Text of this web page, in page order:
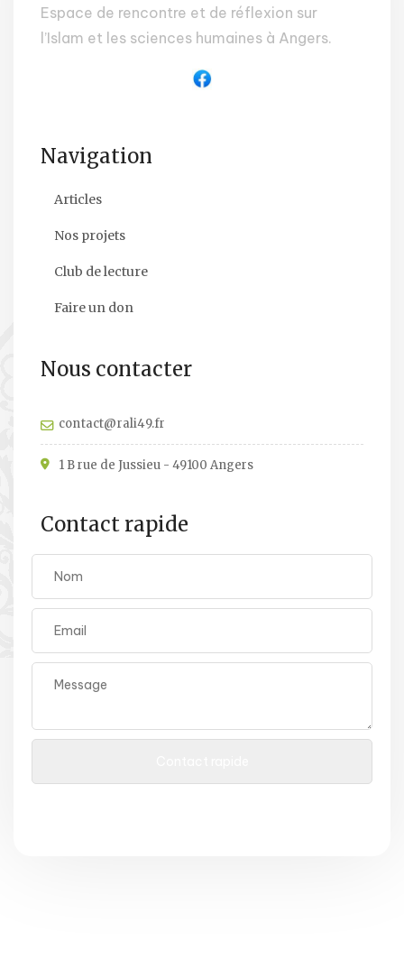
Espace de rencontre et de réflexion sur
l’Islam et les sciences humaines à Angers.
Navigation
Articles
Nos projets
Club de lecture
Faire un don
Nous contacter
contact@rali49.fr
1 B rue de Jussieu - 49100 Angers
Contact rapide